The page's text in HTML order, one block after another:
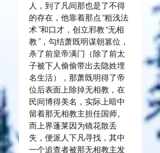
人，到了凡间那也是了不得
的存在，他靠着那点“粗浅法
术”和口才，创立邪教“无相
教”，勾结萧既明谋朝篡位，
杀了前皇帝满门（除了前太
子被下人偷偷带出去隐姓埋
名生活），那萧既明得了帝
位后表面上除掉无相教，在
民间博得美名，实际上暗中
留着那无相教主担任国师。
而上界蓬莱因为镜花散丢
失，便派人下凡寻找，其中
一个追查者被那无相教主发